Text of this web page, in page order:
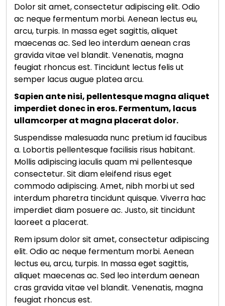
Dolor sit amet, consectetur adipiscing elit. Odio
ac neque fermentum morbi. Aenean lectus eu,
arcu, turpis. In massa eget sagittis, aliquet
maecenas ac. Sed leo interdum aenean cras
gravida vitae vel blandit. Venenatis, magna
feugiat rhoncus est. Tincidunt lectus felis ut
semper lacus augue platea arcu.
Sapien ante nisi, pellentesque magna aliquet
imperdiet donec in eros. Fermentum, lacus
ullamcorper at magna placerat dolor.
Suspendisse malesuada nunc pretium id faucibus
a. Lobortis pellentesque facilisis risus habitant.
Mollis adipiscing iaculis quam mi pellentesque
consectetur. Sit diam eleifend risus eget
commodo adipiscing. Amet, nibh morbi ut sed
interdum pharetra tincidunt quisque. Viverra hac
imperdiet diam posuere ac. Justo, sit tincidunt
laoreet a placerat.
Rem ipsum dolor sit amet, consectetur adipiscing
elit. Odio ac neque fermentum morbi. Aenean
lectus eu, arcu, turpis. In massa eget sagittis,
aliquet maecenas ac. Sed leo interdum aenean
cras gravida vitae vel blandit. Venenatis, magna
feugiat rhoncus est.